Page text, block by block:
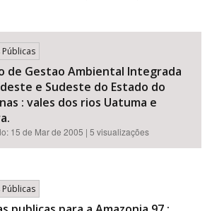
de Gestao Ambiental Integrada
e Sudeste do Estado do
: vales dos rios Uatuma e
15 de Mar de 2005 | 5 visualizações